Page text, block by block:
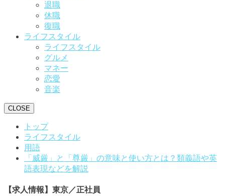
退職
休職
復職
ライフスタイル
ライフスタイル
グルメ
マネー
恋愛
音楽
CLOSE
トップ
ライフスタイル
用語
「威厳」と「尊厳」の意味と使い方とは？類義語や英
語表現などを解説
【求人情報】東京／正社員